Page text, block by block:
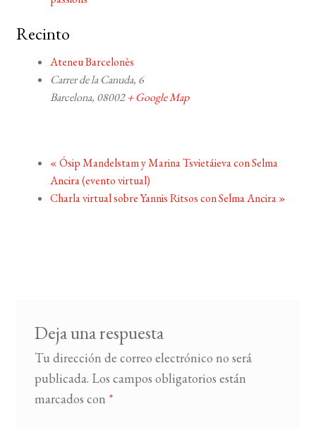
Recinto
Ateneu Barcelonès
Carrer de la Canuda, 6
Barcelona, 08002 + Google Map
«Ósip Mandelstam y Marina Tsvietáieva con Selma
Ancira (evento virtual)
Charla virtual sobre Yannis Ritsos con Selma Ancira»
Deja una respuesta
Tu dirección de correo electrónico no será
publicada. Los campos obligatorios están
marcados con *